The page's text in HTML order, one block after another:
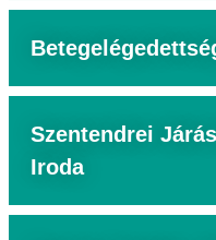
Szentendrei
Iroda